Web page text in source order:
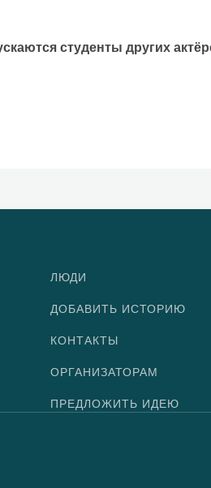
студенты других
ЛЮДИ
ДОБАВИТЬ ИСТОРИЮ
КОНТАКТЫ
ОРГАНИЗАТОРАМ
ПРЕДЛОЖИТЬ ИДЕЮ